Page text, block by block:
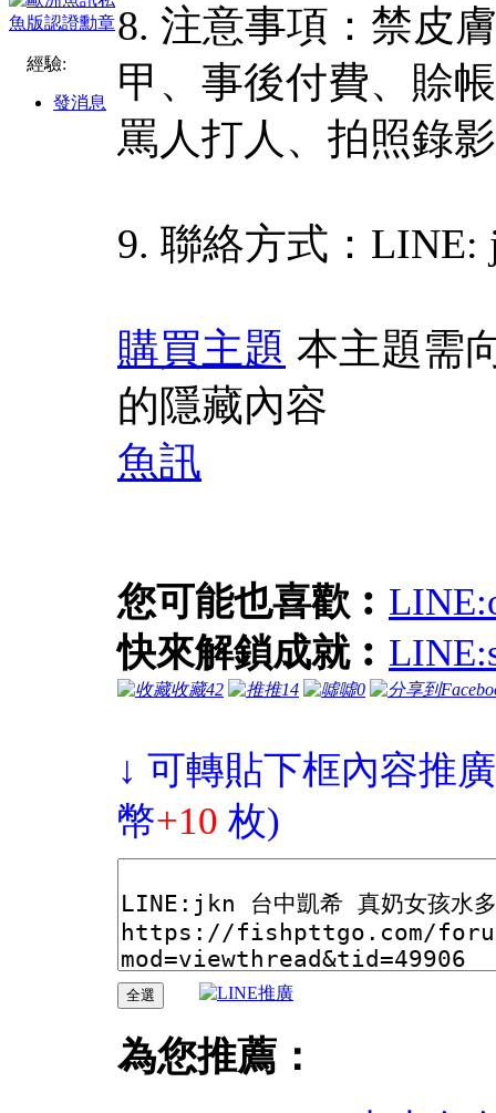
經驗:
發消息
8. 注意事項：禁皮
甲、事後付費、賒
罵人打人、拍照錄
9. 聯絡方式：
購買主題 本主題需
的隱藏內容
魚訊
您可能也喜歡︰
快來解鎖成就︰
收藏42 推14 噓0
↓ 可轉貼下框內容推
幣+10 枚)
為您推薦：